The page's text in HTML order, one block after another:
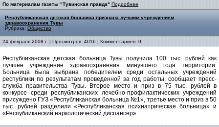
По материалам газеты "Тувинская правда" Подробнее
Республиканская детская больница признана лучшим учреждением
здравоохранения Тувы
Рубрика: Общество
24 февраля 2008 г. | Просмотров: 4016 | Комментариев: 0
Республиканская детская больница Тувы получила 100 тыс. рублей как
лучшее учреждение здравоохранения минувшего года территории.
Больница была выбрана победителем среди остальных учреждений
республики по результатам проведенной за год работы, сообщает пресс-
служба правительства Тувы. Второе место и приз в 75 тыс. рублей в
конкурсе среди республиканских лечебно-профилактических учреждений
присуждено ГУЗ «Республиканская больница №1», третье место и приз в 50
тыс. рублей разделили «Республиканская психиатрическая больница» и
«Республиканский наркологический диспансер».